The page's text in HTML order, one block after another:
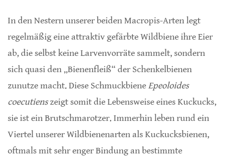
In den Nestern unserer beiden Macropis-Arten legt
regelmäßig eine attraktiv gefärbte Wildbiene ihre Eier
ab, die selbst keine Larvenvorräte sammelt, sondern
sich quasi den „Bienenfleiß“ der Schenkelbienen
zunutze macht. Diese SchmuckbieneEpeoloides
coecutienszeigt somit die Lebensweise eines Kuckucks,
sie ist ein Brutschmarotzer. Immerhin leben rund ein
Viertel unserer Wildbienenarten als Kuckucksbienen,
oftmals mit sehr enger Bindung an bestimmte